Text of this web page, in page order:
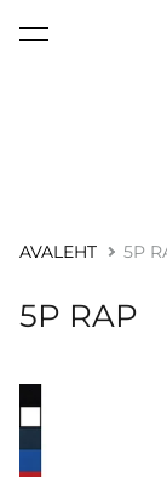
lisati ostukorvi.
AVALEHT 5P
5P RAP